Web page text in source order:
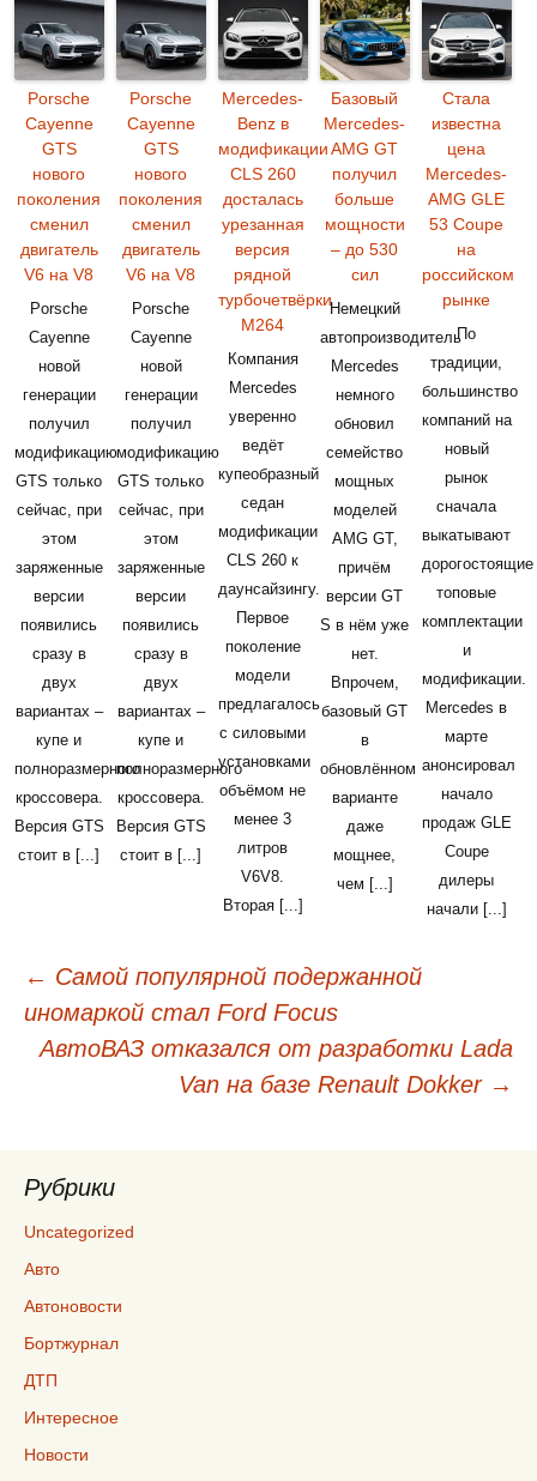
Porsche
Cayenne
GTS
нового
поколения
сменил
двигатель
V6 на V8
Porsche
Cayenne
новой
генерации
получил
модификацию
GTS только
сейчас, при
этом
заряженные
версии
появились
сразу в
двух
вариантах –
купе и
полноразмерного
кроссовера.
Версия GTS
стоит в [...]
Porsche
Cayenne
GTS
нового
поколения
сменил
двигатель
V6 на V8
Porsche
Cayenne
новой
генерации
получил
модификацию
GTS только
сейчас, при
этом
заряженные
версии
появились
сразу в
двух
вариантах –
купе и
полноразмерного
кроссовера.
Версия GTS
стоит в [...]
Mercedes-
Benz в
модификации
CLS 260
досталась
урезанная
версия
рядной
турбочетвёрки
M264
Компания
Mercedes
уверенно
ведёт
купеобразный
седан
модификации
CLS 260 к
даунсайзингу.
Первое
поколение
модели
предлагалось
с силовыми
установками
объёмом не
менее 3
литров
V6V8.
Вторая [...]
Базовый
Mercedes-
AMG GT
получил
больше
мощности
– до 530
сил
Немецкий
автопроизводитель
Mercedes
немного
обновил
семейство
мощных
моделей
AMG GT,
причём
версии GT
S в нём уже
нет.
Впрочем,
базовый GT
в
обновлённом
варианте
даже
мощнее,
чем [...]
Стала
известна
цена
Mercedes-
AMG GLE
53 Coupe
на
российском
рынке
По
традиции,
большинство
компаний на
новый
рынок
сначала
выкатывают
дорогостоящие
топовые
комплектации
и
модификации.
Mercedes в
марте
анонсировал
начало
продаж GLE
Coupe
дилеры
начали [...]
Навигация
записям
← Самой популярной подержанной
иномаркой стал Ford Focus
АвтоВАЗ отказался от разработки Lada
Van на базе Renault Dokker →
Рубрики
Uncategorized
Авто
Автоновости
Бортжурнал
ДТП
Интересное
Новости